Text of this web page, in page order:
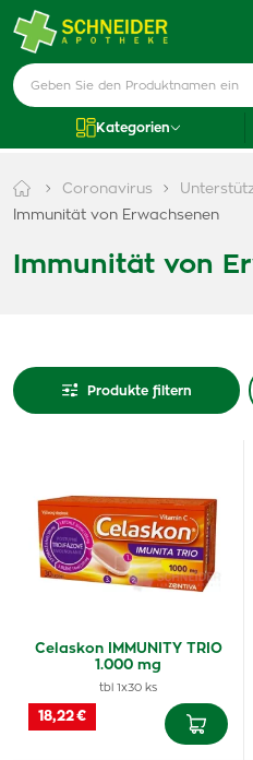
Kategorien
Coronavirus
Immunität von Erwachsenen
Immunität von
Produkte filtern
Celaskon IMMUNITY TRIO
1.000 mg
tbl 1x30 ks
18,22 €